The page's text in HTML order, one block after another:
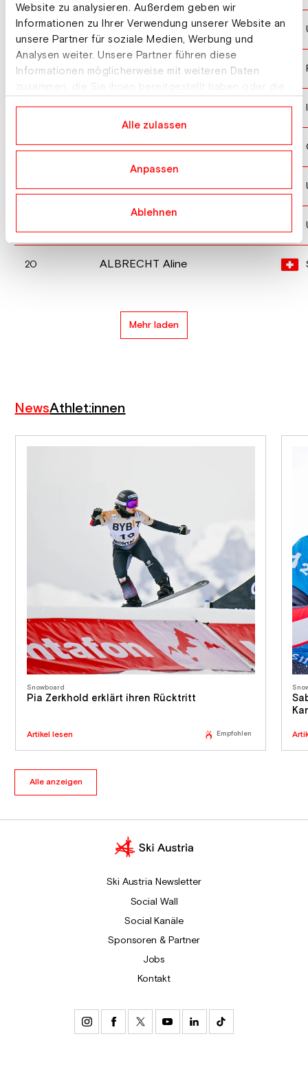
Website zu analysieren. Außerdem geben wir
Informationen zu Ihrer Verwendung unserer Website an
unsere Partner für soziale Medien, Werbung und
Analysen weiter. Unsere Partner führen diese
Informationen möglicherweise mit weiteren Daten
Alle zulassen
Anpassen
Ablehnen
14 GASKILL Stacy
15 IAFRATE DANIELSSON Maja-Li
16 GROBLECHNER Sofia
17 MCMANIMAN Audrey
18 PERCY Hanna
20 ALBRECHT Aline
Mehr laden
NewsAthlet:innen
Snowboard
Pia Zerkhold erklärt ihren Rücktritt
Artikel lesen Empfohlen
Alle anzeigen
Ski Austria Newsletter
Social Wall
Social Kanäle
Sponsoren & Partner
Jobs
Kontakt